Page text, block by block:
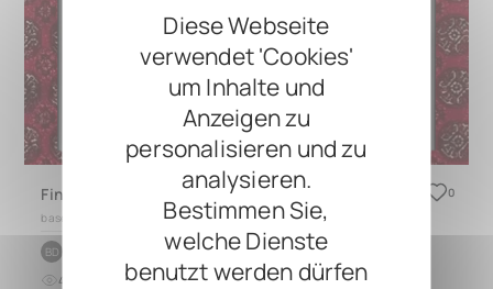
Diese Webseite
verwendet 'Cookies'
um Inhalte und
Anzeigen zu
personalisieren und zu
analysieren.
Bestimmen Sie,
welche Dienste
benutzt werden dürfen
Fingerstyle Guitar
based on
BD Bamboo Dragon
4 vor mehr als 1 Jahr
0